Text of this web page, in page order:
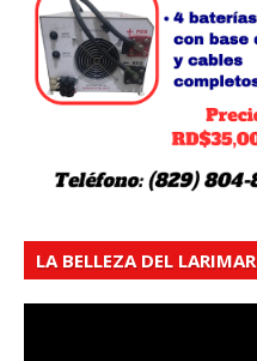
LA BELLEZA DEL LARIMAR